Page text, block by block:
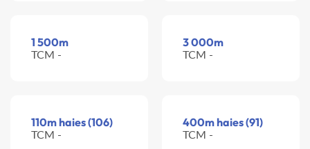
1 500m
TCM -
3 000m
TCM -
110m haies (106)
TCM -
400m haies (91)
TCM -